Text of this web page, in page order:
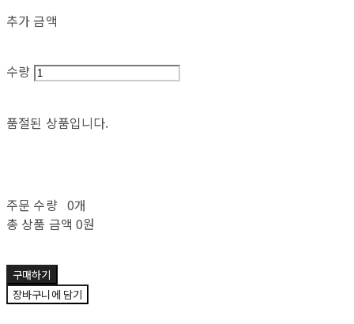
추가 금액
수량
품절된 상품입니다.
주문 수량 0개
총 상품 금액 0원
구매하기
장바구니에 담기